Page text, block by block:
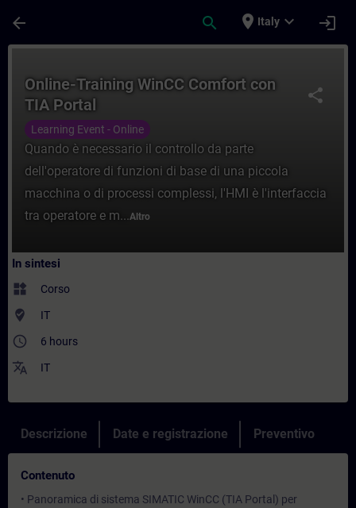
arrow_back search place Italy expand_more login
share
Online-Training WinCC Comfort con
TIA Portal
Learning Event - Online
Quando è necessario il controllo da parte
dell'operatore di funzioni di base di una piccola
macchina o di processi complessi, l'HMI è l'interfaccia
tra operatore e m...Altro
In sintesi
widgets Corso
where_to_vote IT
access_time 6 hours
translate IT
Descrizione Date e registrazione Preventivo
Contenuto
• Panoramica di sistema SIMATIC WinCC (TIA Portal) per